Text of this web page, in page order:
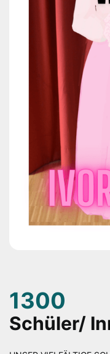
1300
Schüler/